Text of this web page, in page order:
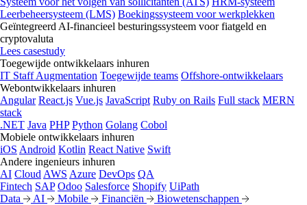
Leerbeheersysteem (LMS) Boekingssysteem voor werkplekken
Geïntegreerd AI-financieel besturingssysteem voor fiatgeld en
cryptovaluta
Lees casestudy
Toegewijde ontwikkelaars inhuren
IT Staff Augmentation Toegewijde teams Offshore-ontwikkelaars
Webontwikkelaars inhuren
Angular React.js Vue.js JavaScript Ruby on Rails Full stack MERN
stack
.NET Java PHP Python Golang Cobol
Mobiele ontwikkelaars inhuren
iOS Android Kotlin React Native Swift
Andere ingenieurs inhuren
AI Cloud AWS Azure DevOps QA
Fintech SAP Odoo Salesforce Shopify UiPath
Data
AI Mobile Financiën Biowetenschappen